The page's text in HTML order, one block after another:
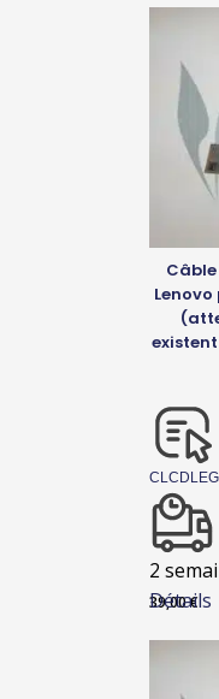
Détails
2
39,00€